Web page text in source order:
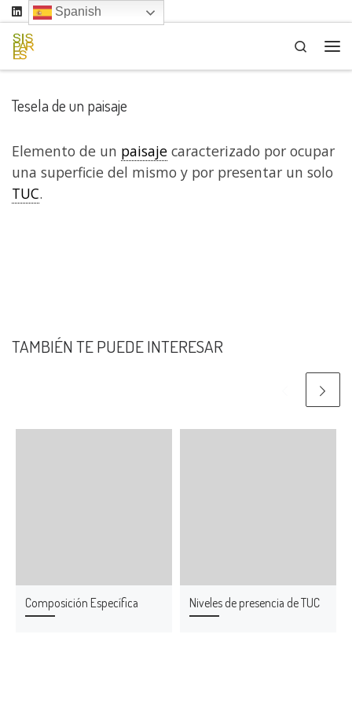
Saltar al contenido
Search
Tesela de un paisaje
Elemento de un paisaje caracterizado por ocupar
una superficie del mismo y por presentar un solo
TUC.
TAMBIÉN TE PUEDE INTERESAR
Composición Específica Niveles de presencia de TUC
Spanish